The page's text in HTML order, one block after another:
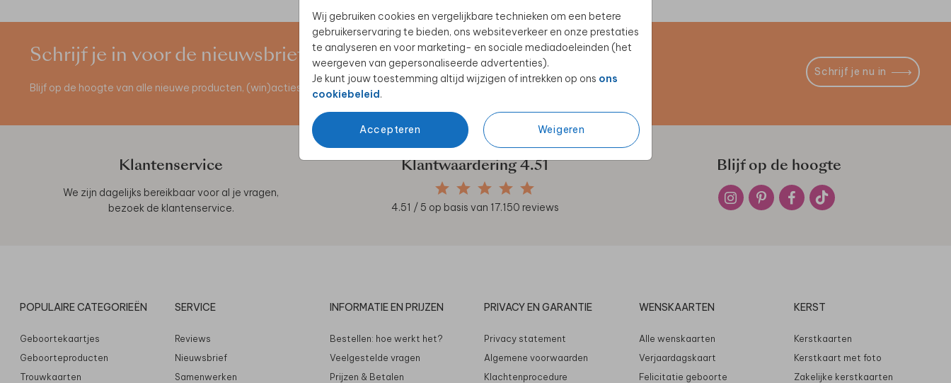
Wij gebruiken cookies en vergelijkbare technieken om een betere
gebruikerservaring te bieden, ons websiteverkeer en onze prestaties
te analyseren en voor marketing- en sociale mediadoeleinden (het
weergeven van gepersonaliseerde advertenties).
Je kunt jouw toestemming altijd wijzigen of intrekken op ons ons
cookiebeleid.
Accepteren Weigeren
Schrijf je in voor de nieuwsbrief
Blijf op de hoogte van alle nieuwe producten, (win)acties en unieke samenwerkingen!
Schrijf je nu in
Klantenservice
We zijn dagelijks bereikbaar voor al je vragen,
bezoek de klantenservice.
Klantwaardering4.51
4.51 / 5 op basis van 17.150 reviews
Blijf op de hoogte
POPULAIRE CATEGORIEËN
Geboortekaartjes
Geboorteproducten
Trouwkaarten
SERVICE
Reviews
Nieuwsbrief
Samenwerken
INFORMATIE EN PRIJZEN
Bestellen: hoe werkt het?
Veelgestelde vragen
Prijzen & Betalen
PRIVACY EN GARANTIE
Privacy statement
Algemene voorwaarden
Klachtenprocedure
WENSKAARTEN
Alle wenskaarten
Verjaardagskaart
Felicitatie geboorte
KERST
Kerstkaarten
Kerstkaart met foto
Zakelijke kerstkaarten